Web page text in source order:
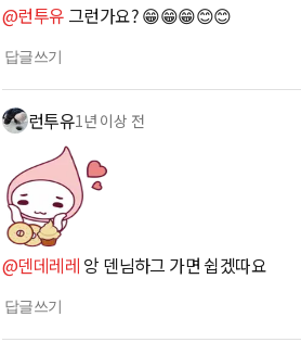
@런투유 그런가요? 😁😁😁😊😊
답글쓰기
런투유1년 이상 전
@덴데레레 앙 덴님하그 가면 쉽겠따요
답글쓰기